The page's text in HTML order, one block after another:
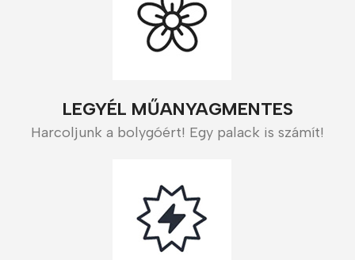
LEGYÉL MŰANYAGMENTES
Harcoljunk a bolygóért! Egy palack is számít!